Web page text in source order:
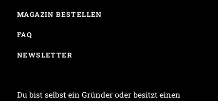
MAGAZIN BESTELLEN
FAQ
NEWSLETTER
Du bist selbst ein Gründer oder besitzt einen